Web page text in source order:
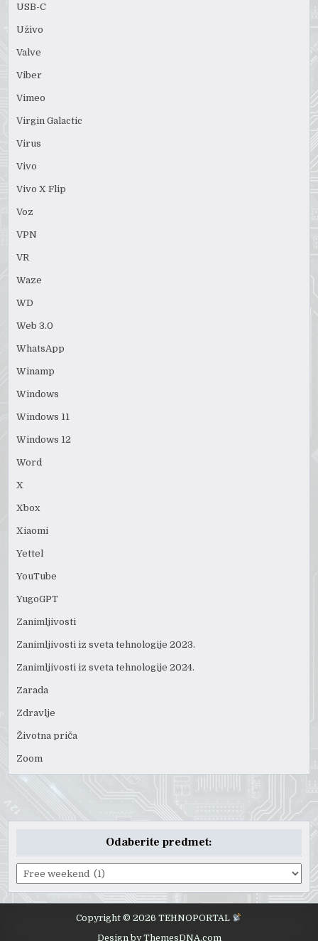
USB-C
Uživo
Valve
Viber
Vimeo
Virgin Galactic
Virus
Vivo
Vivo X Flip
Voz
VPN
VR
Waze
WD
Web 3.0
WhatsApp
Winamp
Windows
Windows 11
Windows 12
Word
X
Xbox
Xiaomi
Yettel
YouTube
YugoGPT
Zanimljivosti
Zanimljivosti iz sveta tehnologije 2023.
Zanimljivosti iz sveta tehnologije 2024.
Zarada
Zdravlje
Životna priča
Zoom
Odaberite predmet:
Odaberite
predmet:
Copyright © 2026 TEHNOPORTAL
Design by ThemesDNA.com